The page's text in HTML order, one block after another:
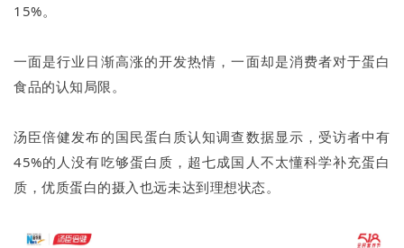
15%。
一面是行业日渐高涨的开发热情，一面却是消费者对于蛋白
食品的认知局限。
汤臣倍健发布的国民蛋白质认知调查数据显示，受访者中有
45%的人没有吃够蛋白质，超七成国人不太懂科学补充蛋白
质，优质蛋白的摄入也远未达到理想状态。